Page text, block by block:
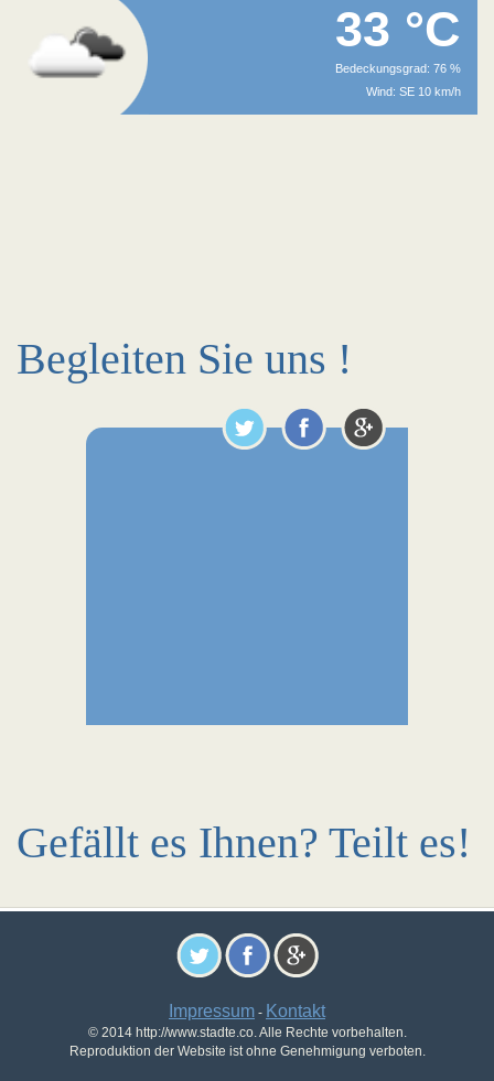
33 °C
Bedeckungsgrad: 76 %
Wind: SE 10 km/h
Begleiten Sie uns !
Gefällt es Ihnen? Teilt es!
Impressum - Kontakt
© 2014 http://www.stadte.co. Alle Rechte vorbehalten.
Reproduktion der Website ist ohne Genehmigung verboten.